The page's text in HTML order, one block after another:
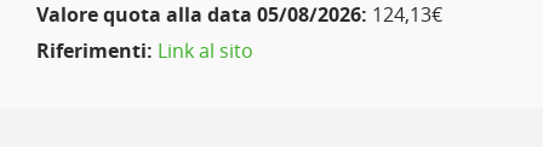
Valore quota alla data 05/08/2026: 124,13€
Riferimenti: Link al sito